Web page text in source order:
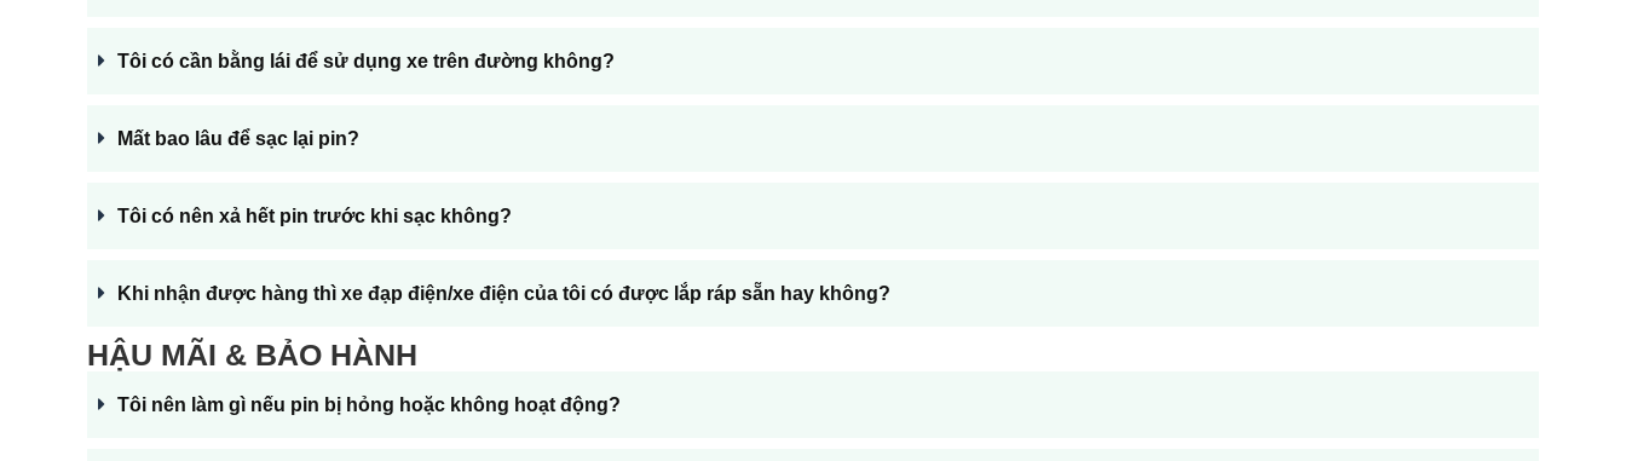
Xe xuồng, xe điện trẻ em
Xe điện Scooter SealUP
Xe đạp trợ lực G-Force
Tôi có cần bằng lái để sử dụng xe trên đường không?
Mất bao lâu để sạc lại pin?
Tôi có nên xả hết pin trước khi sạc không?
Khi nhận được hàng thì xe đạp điện/xe điện của tôi có được lắp ráp sẵn hay không?
HẬU MÃI & BẢO HÀNH
Tôi nên làm gì nếu pin bị hỏng hoặc không hoạt động?